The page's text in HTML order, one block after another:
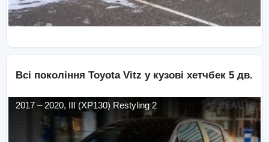
Всі покоління Toyota Vitz у кузові хетчбек 5 дв.
2017 – 2020, III (XP130) Restyling 2